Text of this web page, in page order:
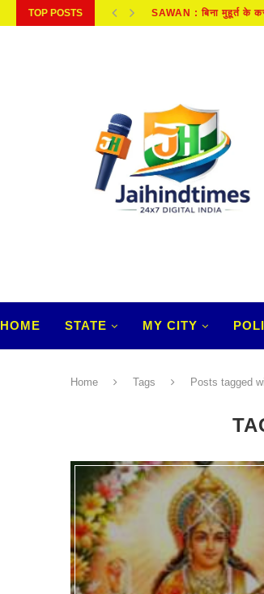
TOP POSTS BRAHMARAKSHAS:
HOME STATE MY CITY
Home Tags Posts tagged